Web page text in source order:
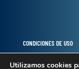
CONDICIONES DE USO
Utilizamos cookies